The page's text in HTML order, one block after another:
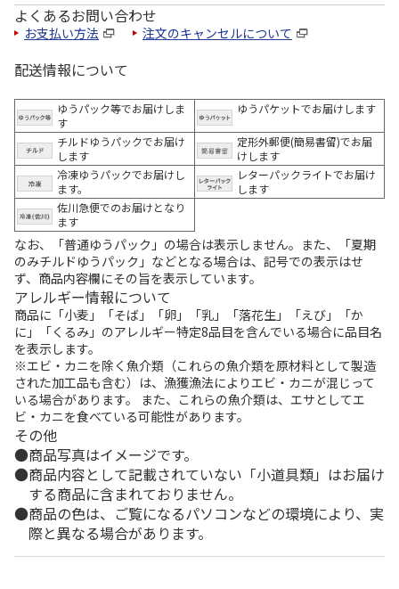
よくあるお問い合わせ
お支払い方法 注文のキャンセルについて
配送情報について
ゆうパック等でお届けしま
す
ゆうパケットでお届けします
チルドゆうパックでお届け
します
定形外郵便(簡易書留)でお届
けします
冷凍ゆうパックでお届けし
ます。
レターパックライトでお届け
します
佐川急便でのお届けとなり
ます
なお、「普通ゆうパック」の場合は表示しません。また、「夏期
のみチルドゆうパック」などとなる場合は、記号での表示はせ
ず、商品内容欄にその旨を表示しています。
アレルギー情報について
商品に「小麦」「そば」「卵」「乳」「落花生」「えび」「か
に」「くるみ」のアレルギー特定8品目を含んでいる場合に品目名
を表示します。
※エビ・カニを除く魚介類（これらの魚介類を原材料として製造
された加工品も含む）は、漁獲漁法によりエビ・カニが混じって
いる場合があります。 また、これらの魚介類は、エサとしてエ
ビ・カニを食べている可能性があります。
その他
商品写真はイメージです。
商品内容として記載されていない「小道具類」はお届け
する商品に含まれておりません。
商品の色は、ご覧になるパソコンなどの環境により、実
際と異なる場合があります。